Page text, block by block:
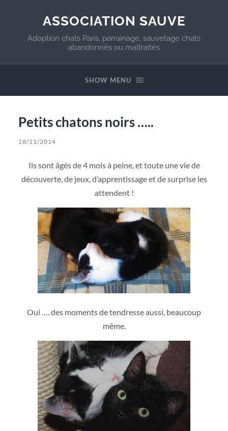
ASSOCIATION SAUVE
Adoption chats Paris, parrainage, sauvetage chats
abandonnés ou maltraités
SHOW MENU
Petits chatons noirs …..
18/11/2014
Ils sont âgés de 4 mois à peine, et toute une vie de
découverte, de jeux, d’apprentissage et de surprise les
attendent !
Oui …. des moments de tendresse aussi, beaucoup
même.